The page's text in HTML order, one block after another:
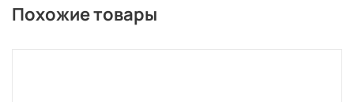
Похожие товары